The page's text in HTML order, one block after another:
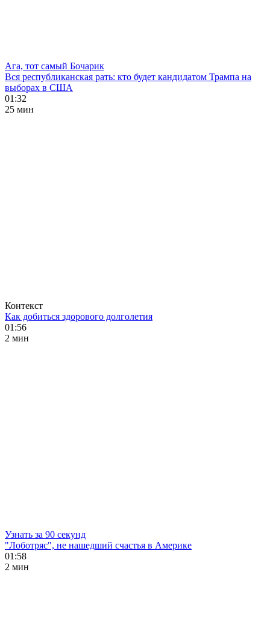
Ага, тот самый Бочарик
Вся республиканская рать: кто будет кандидатом Трампа на
выборах в США
01:32
25 мин
Контекст
Как добиться здорового долголетия
01:56
2 мин
Узнать за 90 секунд
"Лоботряс", не нашедший счастья в Америке
01:58
2 мин